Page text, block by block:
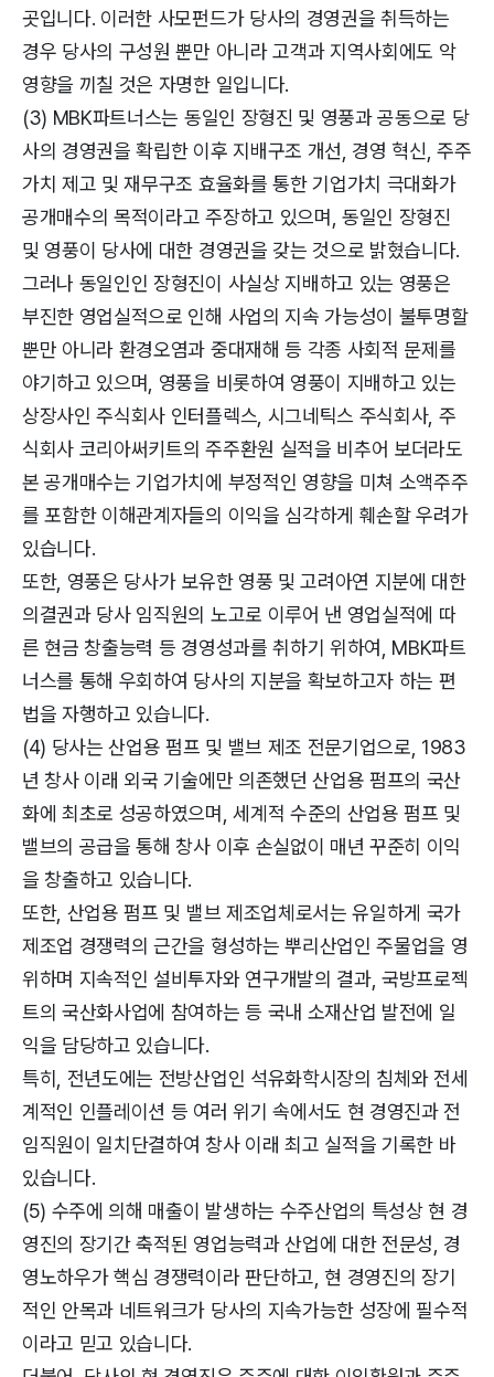
곳입니다. 이러한 사모펀드가 당사의 경영권을 취득하는
경우 당사의 구성원 뿐만 아니라 고객과 지역사회에도 악
영향을 끼칠 것은 자명한 일입니다.
(3) MBK파트너스는 동일인 장형진 및 영풍과 공동으로 당
사의 경영권을 확립한 이후 지배구조 개선, 경영 혁신, 주주
가치 제고 및 재무구조 효율화를 통한 기업가치 극대화가
공개매수의 목적이라고 주장하고 있으며, 동일인 장형진
및 영풍이 당사에 대한 경영권을 갖는 것으로 밝혔습니다.
그러나 동일인인 장형진이 사실상 지배하고 있는 영풍은
부진한 영업실적으로 인해 사업의 지속 가능성이 불투명할
뿐만 아니라 환경오염과 중대재해 등 각종 사회적 문제를
야기하고 있으며, 영풍을 비롯하여 영풍이 지배하고 있는
상장사인 주식회사 인터플렉스, 시그네틱스 주식회사, 주
식회사 코리아써키트의 주주환원 실적을 비추어 보더라도
본 공개매수는 기업가치에 부정적인 영향을 미쳐 소액주주
를 포함한 이해관계자들의 이익을 심각하게 훼손할 우려가
있습니다.
또한, 영풍은 당사가 보유한 영풍 및 고려아연 지분에 대한
의결권과 당사 임직원의 노고로 이루어 낸 영업실적에 따
른 현금 창출능력 등 경영성과를 취하기 위하여, MBK파트
너스를 통해 우회하여 당사의 지분을 확보하고자 하는 편
법을 자행하고 있습니다.
(4) 당사는 산업용 펌프 및 밸브 제조 전문기업으로, 1983
년 창사 이래 외국 기술에만 의존했던 산업용 펌프의 국산
화에 최초로 성공하였으며, 세계적 수준의 산업용 펌프 및
밸브의 공급을 통해 창사 이후 손실없이 매년 꾸준히 이익
을 창출하고 있습니다.
또한, 산업용 펌프 및 밸브 제조업체로서는 유일하게 국가
제조업 경쟁력의 근간을 형성하는 뿌리산업인 주물업을 영
위하며 지속적인 설비투자와 연구개발의 결과, 국방프로젝
트의 국산화사업에 참여하는 등 국내 소재산업 발전에 일
익을 담당하고 있습니다.
특히, 전년도에는 전방산업인 석유화학시장의 침체와 전세
계적인 인플레이션 등 여러 위기 속에서도 현 경영진과 전
임직원이 일치단결하여 창사 이래 최고 실적을 기록한 바
있습니다.
(5) 수주에 의해 매출이 발생하는 수주산업의 특성상 현 경
영진의 장기간 축적된 영업능력과 산업에 대한 전문성, 경
영노하우가 핵심 경쟁력이라 판단하고, 현 경영진의 장기
적인 안목과 네트워크가 당사의 지속가능한 성장에 필수적
이라고 믿고 있습니다.